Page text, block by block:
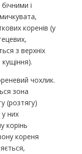
і
коренів (у
з верхніх
кущіння).
чохлик.
зона
(розтягу)
них
корінь
кореня